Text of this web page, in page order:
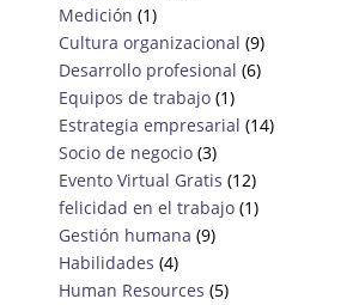
Medición (1)
Cultura organizacional (9)
Desarrollo profesional (6)
Equipos de trabajo (1)
Estrategia empresarial (14)
Socio de negocio (3)
Evento Virtual Gratis (12)
felicidad en el trabajo (1)
Gestión humana (9)
Habilidades (4)
Human Resources (5)